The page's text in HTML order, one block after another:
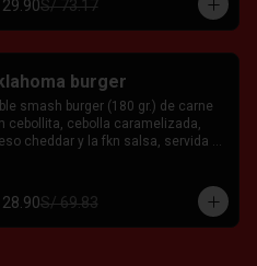
S/ 73.17
burger
smash burger (180 gr.) de carne
cebollita, cebolla caramelizada,
cheddar y la fkn salsa, servida
S/ 69.83